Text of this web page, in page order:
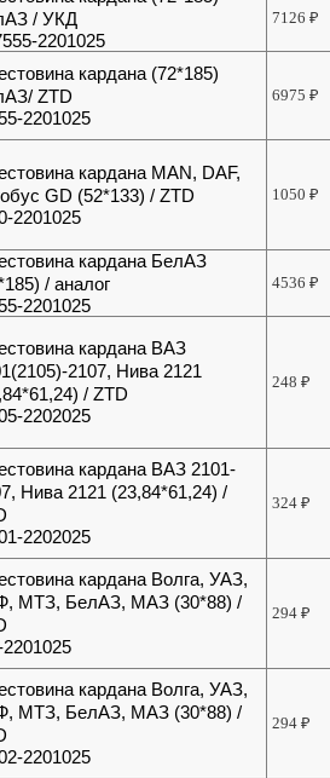
/ УКД
2201025
7126₽
кардана (72*185)
ZTD
2201025
6975₽
кардана MAN, DAF,
GD (52*133) / ZTD
2201025
1050₽
кардана БелАЗ
/ аналог
2201025
4536₽
кардана ВАЗ
2107, Нива 2121
/ ZTD
2202025
248₽
кардана ВАЗ 2101-
Нива 2121 (23,84*61,24) /
2202025
324₽
кардана Волга, УАЗ,
МТЗ, БелАЗ, МАЗ (30*88) /
2201025
294₽
кардана Волга, УАЗ,
МТЗ, БелАЗ, МАЗ (30*88) /
2201025
294₽